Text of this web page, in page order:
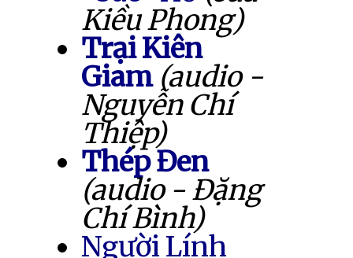
Kiều Phong)
Trại Kiên
Giam (audio -
Nguyễn Chí
Thiệp)
Thép Đen
(audio - Đặng
Chí Bình)
Người Lính